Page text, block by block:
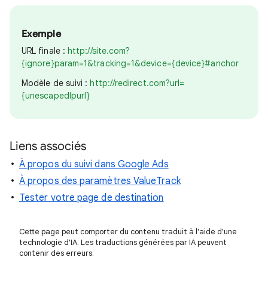
Exemple
URL finale :http://site.com?
{ignore}param=1&tracking=1&device={device}#anchor
Modèle de suivi :http://redirect.com?url=
{unescapedlpurl}
Liens associés
À propos du suivi dans Google Ads
À propos des paramètres ValueTrack
Tester votre page de destination
Cette page peut comporter du contenu traduit à l'aide d'une
technologie d'IA. Les traductions générées par IA peuvent
contenir des erreurs.